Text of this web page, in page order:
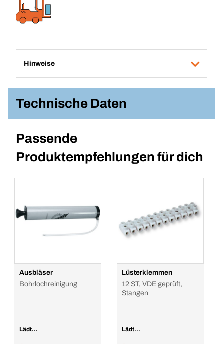
Hinweise
Technische Daten
Passende
Produktempfehlungen für dich
Ausbläser
Bohrlochreinigung
Lädt...
Lüsterklemmen
12 ST, VDE geprüft,
Stangen
Lädt...